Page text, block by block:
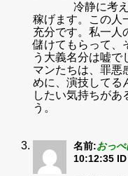
冷静に考
稼げます。この人
充分です。私一人
儲けてもらって、
う大義名分は嘘で
マンたちは、罪悪
めに、演技してる
したい気持ちがあ
う。
名前:おっ
10:12:35